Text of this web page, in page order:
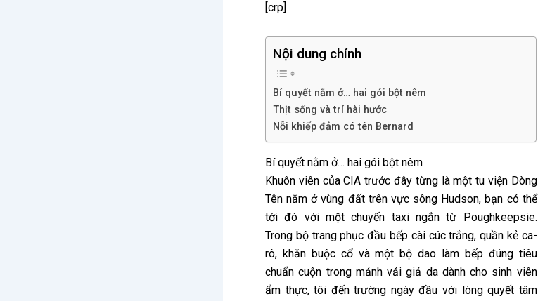
[crp]
Nội dung chính
Bí quyết nằm ở… hai gói bột nêm
Thịt sống và trí hài hước
Nỗi khiếp đảm có tên Bernard
Bí quyết nằm ở… hai gói bột nêm
Khuôn viên của CIA trước đây từng là một tu viện Dòng
Tên nằm ở vùng đất trên vực sông Hudson, bạn có thể
tới đó với một chuyến taxi ngắn từ Poughkeepsie.
Trong bộ trang phục đầu bếp cài cúc trắng, quần kẻ ca-
rô, khăn buộc cổ và một bộ dao làm bếp đúng tiêu
chuẩn cuộn trong mảnh vải giả da dành cho sinh viên
ẩm thực, tôi đến trường ngày đầu với lòng quyết tâm